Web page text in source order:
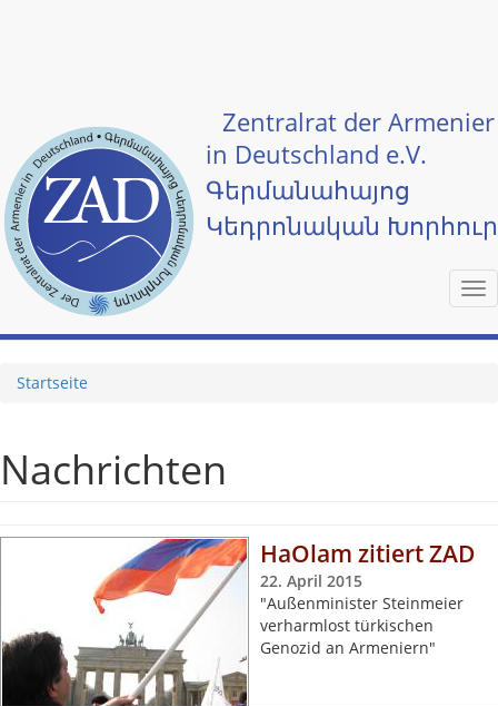
Zentralrat der Armenier
in Deutschland e.V.
Գերմանահայոց
Կեդրոնական
Startseite
Nachrichten
HaOlam zitiert ZAD
22. April 2015
"Außenminister Steinmeier
verharmlost türkischen
Genozid an Armeniern"